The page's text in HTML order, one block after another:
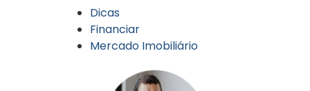
Dicas
Financiar
Mercado Imobiliário